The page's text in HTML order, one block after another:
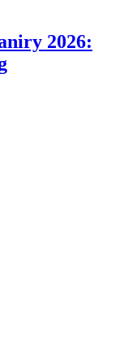
2026: